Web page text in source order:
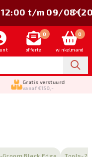
0
offerte
0
winkelmand
Gratis verstuurd
vanaf €150,-
12:00 t/m 09/08
Black Edge Tools-2-